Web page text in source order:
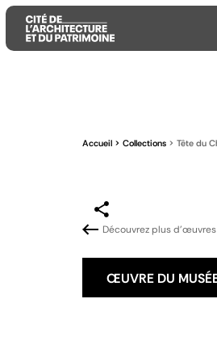
Accueil Collections Tête du
Découvrez plus d'œuvres
ŒUVRE DU